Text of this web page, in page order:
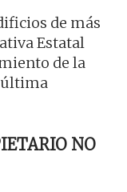
de más
Estatal
de la
última
NO